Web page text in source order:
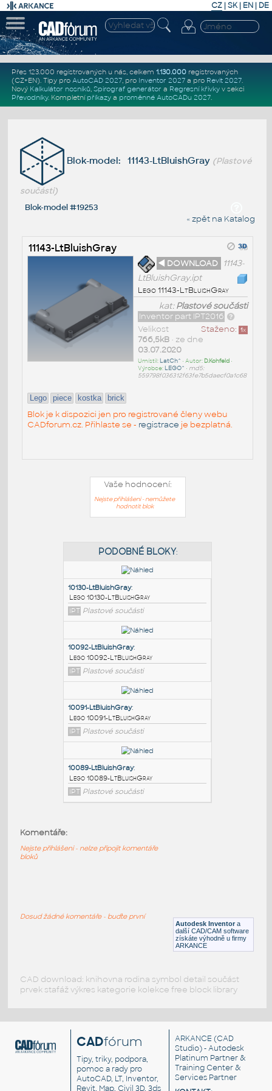
CZ | SK| EN | DE
Přes 123.000 registrovaných u nás, celkem 1.130.000registrovaných
(CZ+EN). Tipy pro AutoCAD 2027, pro Inventor 2027a pro Revit 2027.
Nový Kalkulátor nosníků, Spirograf generátor a Regresní křivkyv sekci
Převodníky. Kompletní příkazya proměnné AutoCADu 2027.
Blok-model: 11143-LtBluishGray (Plastové
součásti)
Blok-model #19253
« zpět na Katalog
11143-LtBluishGray
◄ DOWNLOAD
11143-
LtBluishGray.ipt
Lego 11143-LtBluishGray
kat:Plastové součásti
Inventor part IPT2016
Staženo: 1x
Velikost
766,5kB• ze dne
03.07.2020
Umístil: LatCh^ • Autor: D.Kohfeld•
Výrobce: LEGO^ • md5:
559798f036312f63fe7b5daecf0a1c68
Lego piece kostka brick
Blok je k dispozici jen pro registrované členy webu
CADforum.cz. Přihlaste se - registrace je bezplatná.
Vaše hodnocení:
Nejste přihlášeni - nemůžete
hodnotit blok
PODOBNÉ BLOKY
10130-LtBluishGray
Lego 10130-LtBluishGray
IPT Plastové součásti
10092-LtBluishGray:
Lego 10092-LtBluishGray
IPT Plastové součásti
Lego 10091-LtBluishGray
Lego 10089-LtBluishGray
Autodesk Inventor a
další CAD/CAM software
získáte výhodně u firmy
ARKANCE
Komentáře:
Nejste přihlášeni - nelze připojit komentáře
bloků
Dosud žádné komentáře - buďte první
CAD download: knihovna rodina symbol detail součást
prvek stafáž výkres kategorie kolekce free block library
CADfórum
Tipy, triky, podpora,
pomoc a rady pro
AutoCAD, LT, Inventor,
Revit, Map, Civil 3D, 3ds
ARKANCE (CAD
Studio) - Autodesk
Platinum Partner &
Training Center &
Services Partner